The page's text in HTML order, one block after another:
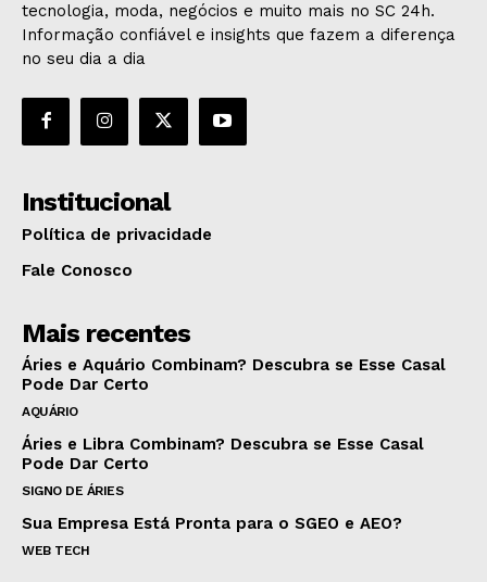
tecnologia, moda, negócios e muito mais no SC 24h.
Informação confiável e insights que fazem a diferença
no seu dia a dia
Institucional
Política de privacidade
Fale Conosco
Mais recentes
Áries e Aquário Combinam? Descubra se Esse Casal
Pode Dar Certo
AQUÁRIO
Áries e Libra Combinam? Descubra se Esse Casal
Pode Dar Certo
SIGNO DE ÁRIES
Sua Empresa Está Pronta para o SGEO e AEO?
WEB TECH